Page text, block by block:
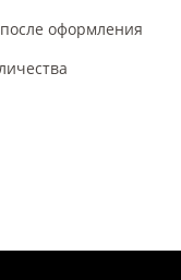
оформления